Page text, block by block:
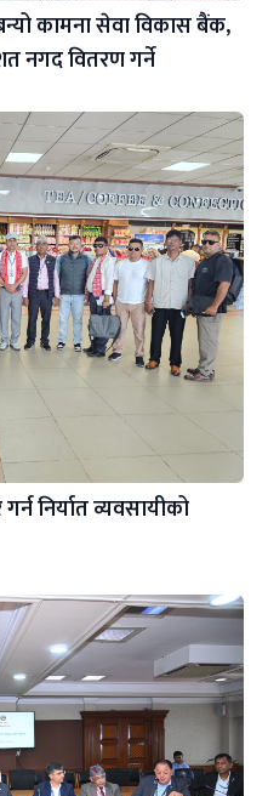
कामना सेवा विकास बैंक,
नगद वितरण गर्ने
निर्यात व्यवसायीको